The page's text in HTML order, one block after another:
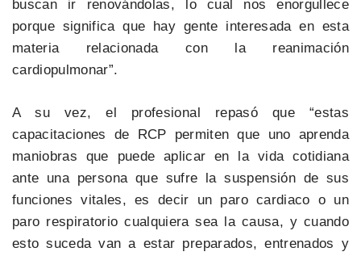
buscan ir renovándolas, lo cual nos enorgullece
porque significa que hay gente interesada en esta
materia relacionada con la reanimación
cardiopulmonar”.
A su vez, el profesional repasó que “estas
capacitaciones de RCP permiten que uno aprenda
maniobras que puede aplicar en la vida cotidiana
ante una persona que sufre la suspensión de sus
funciones vitales, es decir un paro cardiaco o un
paro respiratorio cualquiera sea la causa, y cuando
esto suceda van a estar preparados, entrenados y